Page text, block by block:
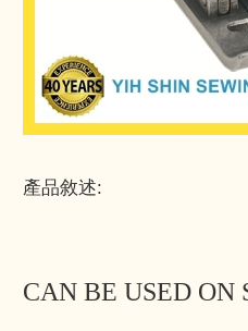
產品敘述:
CAN BE USED ON